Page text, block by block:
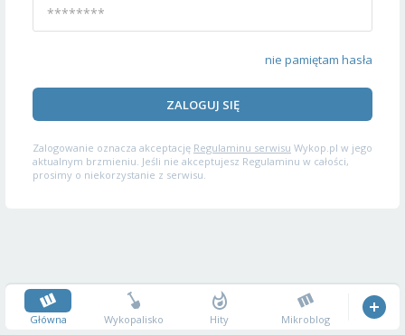
nie pamiętam hasła
ZALOGUJ SIĘ
Zalogowanie oznacza akceptację Regulaminu serwisu Wykop.pl w jego
aktualnym brzmieniu. Jeśli nie akceptujesz Regulaminu w całości,
prosimy o niekorzystanie z serwisu.
Główna Wykopalisko Hity Mikroblog